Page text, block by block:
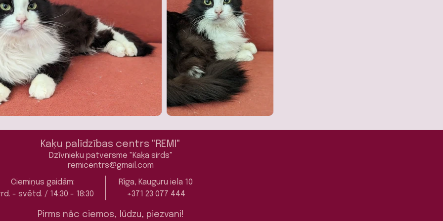
Kaķu palīdzības centrs "REMI"
Dzīvnieku patversme "Kaķa sirds"
remicentrs@gmail.com
Ciemiņus gaidām:
- svētd. / 14:30 - 18:30
Rīga, Kauguru iela 10
+371 23 077 444
Pirms nāc ciemos, lūdzu, piezvani!